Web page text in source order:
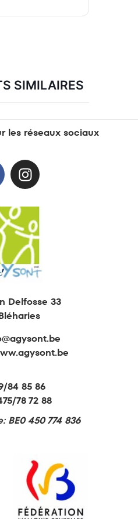
SIMILAIRES
les réseaux sociaux
Delfosse 33
84 85 86
78 72 88
BE0 450 774 836